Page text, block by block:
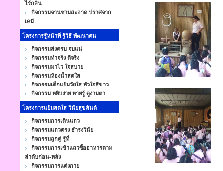
ไร้กลิ่น
กิจกรรมจานชามสะอาด ปราศจาก
เคมี
โครงการรู้หน้าที่ รู้วิธี พัฒนาคน
กิจกรรมส่งครบ จบแน่
กิจกรรมทำจริง ดีจริง
กิจกรรมมาไว ใจสบาย
กิจกรรมห้องน้ำสดใส
กิจกรรมเด็กแย้มวัยใส หัวใจสีขาว
กิจกรรม หยิบง่าย หายรู้ ดูงามตา
โครงการแย้มสดใส วินัยสุขสันต์
กิจกรรมการเดินแถว
กิจกรรมแถวตรง ธำรงวินัย
กิจกรรมถูกคู่ รู้ที่
กิจกรรมการเข้าแถวซื้ออาหารตาม
ลำดับก่อน-หลัง
กิจกรรมการแต่งกาย